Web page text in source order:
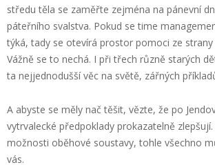
středu těla se zaměřte zejména na pánevní
páteřního svalstva. Pokud se time
týká, tady se otevírá prostor pomoci ze strany
Vážně se to nechá. I při třech různě starých
ta nejjednodušší věc na světě, zářných
A abyste se měly nač těšit, vězte, že po
vytrvalecké předpoklady prokazatelně
možnosti oběhové soustavy, tohle všechno
vás.